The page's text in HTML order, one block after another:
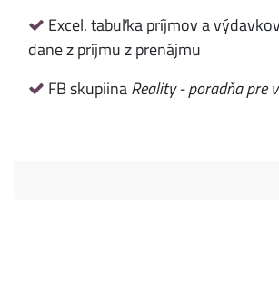
Excel. tabuľka príjmov a
dane z príjmu z prenájmu
FB skupiinaReality - poradňa pre